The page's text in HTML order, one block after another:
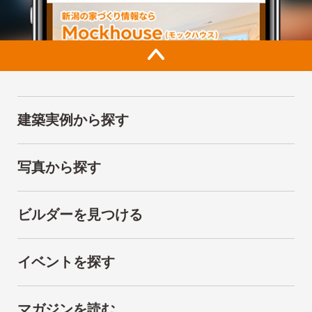
建築実例から探す
写真から探す
ビルダーを見つける
イベントを探す
マガジンを読む